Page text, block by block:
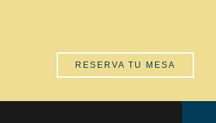
RESERVA TU MESA